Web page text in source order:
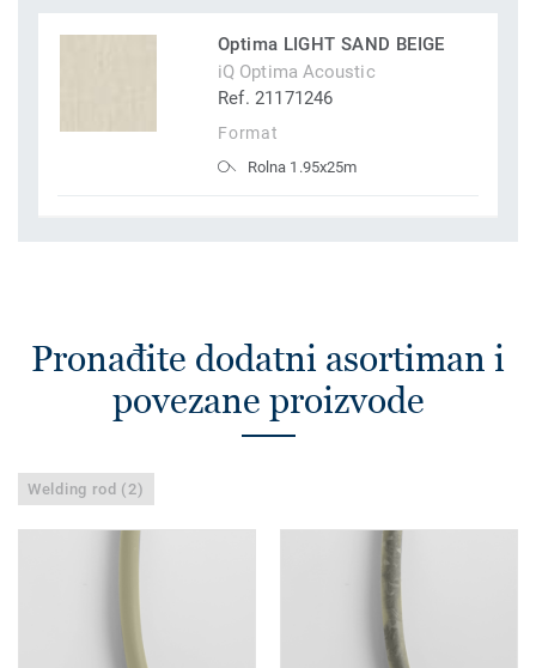
Optima LIGHT SAND BEIGE
iQ Optima Acoustic
Ref. 21171246
Format
Rolna 1.95x25m
Pronađite dodatni asortiman i
povezane proizvode
Welding rod (2)